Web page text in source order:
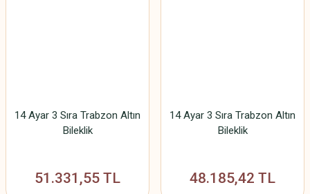
14 Ayar 3 Sıra Trabzon Altın
Bileklik
51.331,55 TL
14 Ayar 3 Sıra Trabzon Altın
Bileklik
48.185,42 TL